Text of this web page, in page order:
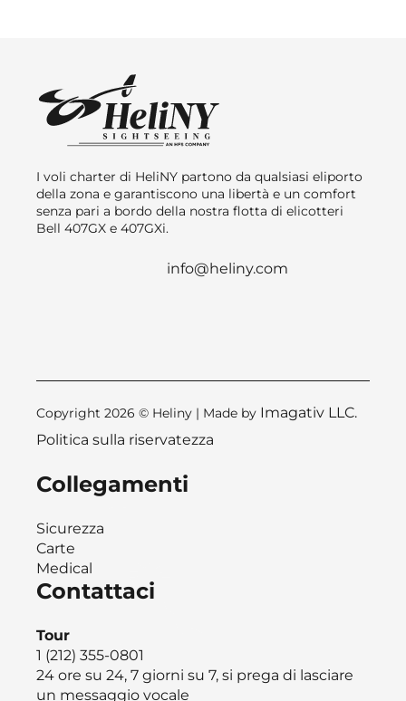
I voli charter di HeliNY partono da qualsiasi eliporto
della zona e garantiscono una libertà e un comfort
senza pari a bordo della nostra flotta di elicotteri
Bell 407GX e 407GXi.
info@heliny.com
Copyright 2026 © Heliny | Made by Imagativ LLC.
Politica sulla riservatezza
Collegamenti
Sicurezza
Carte
Medical
Contattaci
Tour
1 (212) 355-0801
24 ore su 24, 7 giorni su 7, si prega di lasciare
un messaggio vocale